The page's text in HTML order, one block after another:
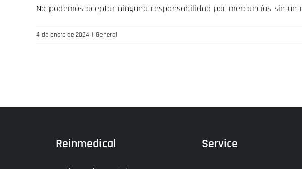
No podemos aceptar ninguna responsabilidad por mercancías sin un
4 de enero de 2024 | General
Reinmedical Service